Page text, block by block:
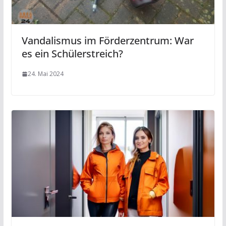
Vandalismus im Förderzentrum: War
es ein Schülerstreich?
24. Mai 2024